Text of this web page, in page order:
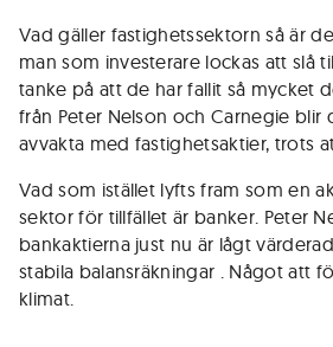
Vad gäller fastighetssektorn så är
man som investerare lockas att slå
tanke på att de har fallit så mycket
från Peter Nelson och Carnegie
avvakta med fastighetsaktier, trots
Vad som istället lyfts fram som en
sektor för tillfället är banker. Peter
bankaktierna just nu är lågt
stabila balansräkningar . Något att
klimat.